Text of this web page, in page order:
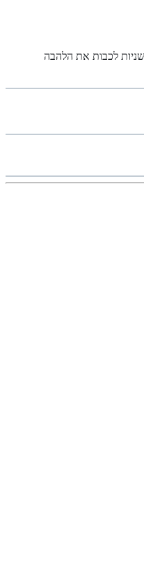
לכבות את הלהבה